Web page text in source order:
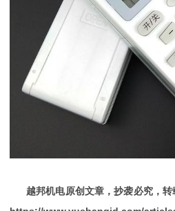
越邦机电原创文章，抄袭必究，